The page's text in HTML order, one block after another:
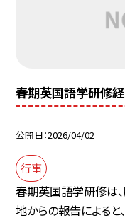
春期英国語学研修
公開日 2026/04/02
行事
春期英国語学研修は
地からの報告によると